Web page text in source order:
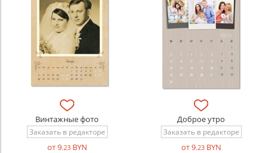
Винтажные фото
Заказать в редакторе
от 9.23BYN
Доброе утро
Заказать в редакторе
от 9.23BYN